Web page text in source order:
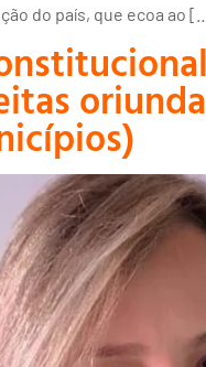
do país, que ecoa ao